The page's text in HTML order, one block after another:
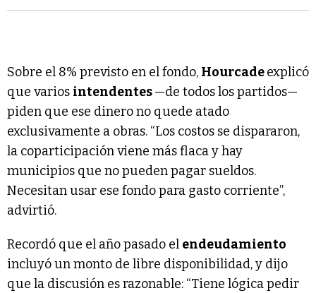
Sobre el 8% previsto en el fondo, Hourcadeexplicó
que varios intendentes—de todos los partidos—
piden que ese dinero no quede atado
exclusivamente a obras. “Los costos se dispararon,
la coparticipación viene más flaca y hay
municipios que no pueden pagar sueldos.
Necesitan usar ese fondo para gasto corriente”,
advirtió.
Recordó que el año pasado el endeudamiento
incluyó un monto de libre disponibilidad, y dijo
que la discusión es razonable: “Tiene lógica pedir